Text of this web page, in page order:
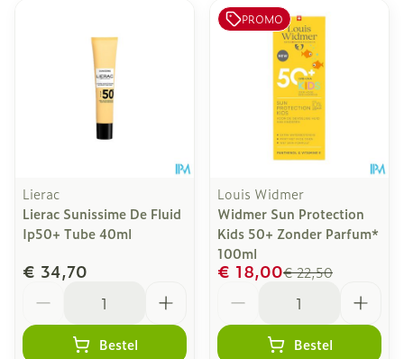
Lierac
Lierac Sunissime De Fluid
Ip50+ Tube 40ml
€ 34,70
Bestel
PROMO
Louis Widmer
Widmer Sun Protection
Kids 50+ Zonder Parfum*
100ml
€ 22,50
€ 18,00
Bestel